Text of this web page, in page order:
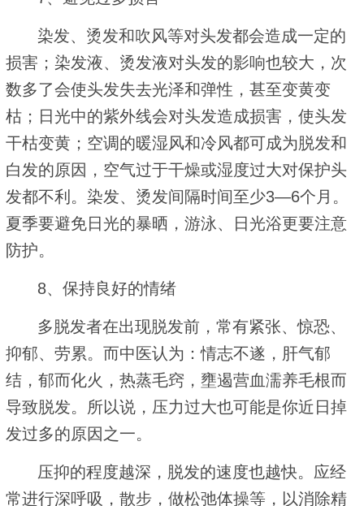
染发、烫发和吹风等对头发都会造成一定的
损害；染发液、烫发液对头发的影响也较大，次
数多了会使头发失去光泽和弹性，甚至变黄变
枯；日光中的紫外线会对头发造成损害，使头发
干枯变黄；空调的暖湿风和冷风都可成为脱发和
白发的原因，空气过于干燥或湿度过大对保护头
发都不利。染发、烫发间隔时间至少3—6个月。
夏季要避免日光的暴晒，游泳、日光浴更要注意
防护。
8、保持良好的情绪
多脱发者在出现脱发前，常有紧张、惊恐、
抑郁、劳累。而中医认为：情志不遂，肝气郁
结，郁而化火，热蒸毛窍，壅遏营血濡养毛根而
导致脱发。所以说，压力过大也可能是你近日掉
发过多的原因之一。
压抑的程度越深，脱发的速度也越快。应经
常进行深呼吸，散步，做松弛体操等，以消除精